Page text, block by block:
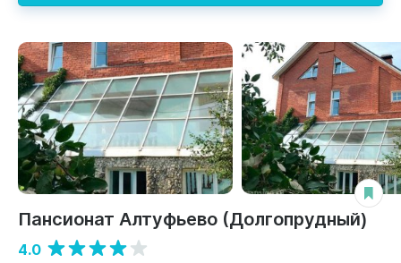
Пансионат Алтуфьево (Долгопрудный)
4.0